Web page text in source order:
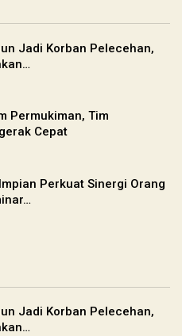
Jadi Korban Pelecehan,
Permukiman, Tim
Cepat
Perkuat Sinergi Orang
Jadi Korban Pelecehan,